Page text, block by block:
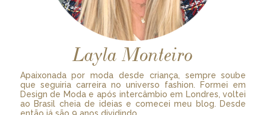
Layla Monteiro
Apaixonada por moda desde criança, sempre soube
que seguiria carreira no universo fashion. Formei em
Design de Moda e após intercâmbio em Londres, voltei
ao Brasil cheia de ideias e comecei meu blog. Desde
então já são 9 anos dividindo...